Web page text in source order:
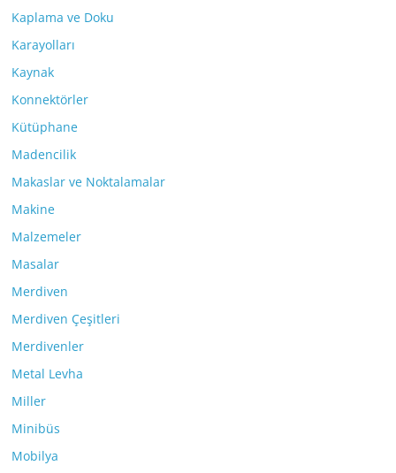
Kaplama ve Doku
Karayolları
Kaynak
Konnektörler
Kütüphane
Madencilik
Makaslar ve Noktalamalar
Makine
Malzemeler
Masalar
Merdiven
Merdiven Çeşitleri
Merdivenler
Metal Levha
Miller
Minibüs
Mobilya